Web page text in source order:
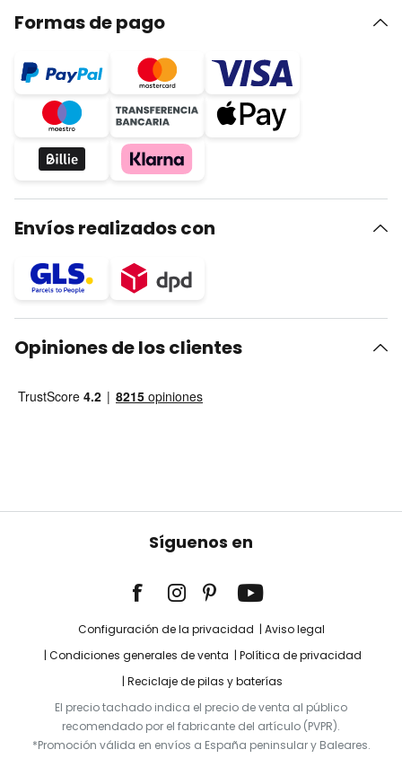
Formas de pago
Envíos realizados con
Opiniones de los clientes
Síguenos en
Configuración de la privacidad
Aviso legal
Condiciones generales de venta
Política de privacidad
Reciclaje de pilas y baterías
El precio tachado indica el precio de venta al público
recomendado por el fabricante del artículo (PVPR).
*Promoción válida en envíos a España peninsular y Baleares.